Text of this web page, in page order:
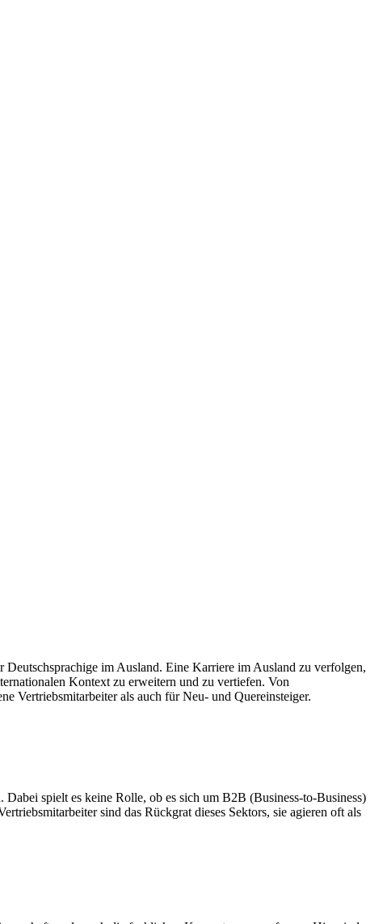
im Ausland. Eine Karriere im Ausland zu verfolgen,
Kontext zu erweitern und zu vertiefen. Von
Vertriebsmitarbeiter als auch für Neu- und Quereinsteiger.
spielt es keine Rolle, ob es sich um B2B (Business-to-Business)
sind das Rückgrat dieses Sektors, sie agieren oft als